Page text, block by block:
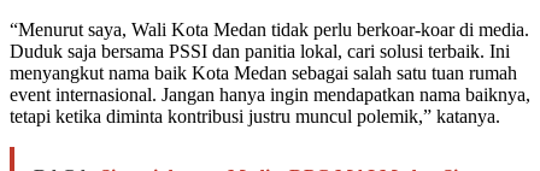
“Menurut saya, Wali Kota Medan tidak perlu berkoar-koar di media.
Duduk saja bersama PSSI dan panitia lokal, cari solusi terbaik. Ini
menyangkut nama baik Kota Medan sebagai salah satu tuan rumah
event internasional. Jangan hanya ingin mendapatkan nama baiknya,
tetapi ketika diminta kontribusi justru muncul polemik,” katanya.